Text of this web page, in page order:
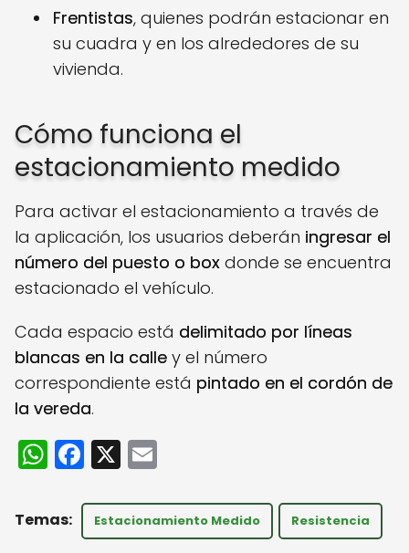
Frentistas, quienes podrán estacionar en
su cuadra y en los alrededores de su
vivienda.
Cómo funciona el
estacionamiento medido
Para activar el estacionamiento a través de
la aplicación, los usuarios deberán ingresar el
número del puesto o box donde se encuentra
estacionado el vehículo.
Cada espacio está delimitado por líneas
blancas en la calle y el número
correspondiente está pintado en el cordón de
la vereda.
W
h
a
F
a
c
e
X
ai
l
Estacionamiento Medido Resistencia